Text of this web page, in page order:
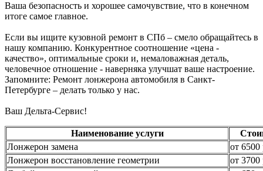
Ваша безопасность и хорошее самочувствие, что в конечном
итоге самое главное.
Если вы ищите кузовной ремонт в СПб – смело обращайтесь в
нашу компанию. Конкурентное соотношение «цена -
качество», оптимальные сроки и, немаловажная деталь,
человечное отношение - наверняка улучшат ваше настроение.
Запомните: Ремонт лонжерона автомобиля в Санкт-
Петербурге – делать только у нас.
Ваш Дельта-Сервис!
Наименование услуги
Лонжерон замена
от 6500
Лонжерон восстановление геометрии
от 3700